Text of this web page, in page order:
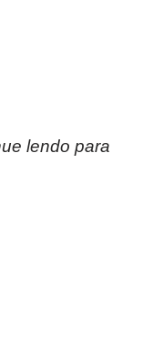
lendo para